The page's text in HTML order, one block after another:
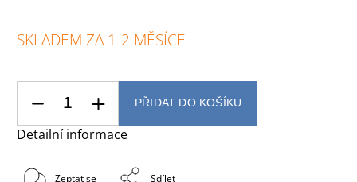
SKLADEM ZA 1-2 MĚSÍCE
PŘIDAT DO KOŠÍKU
Detailní informace
Zeptat se Sdílet